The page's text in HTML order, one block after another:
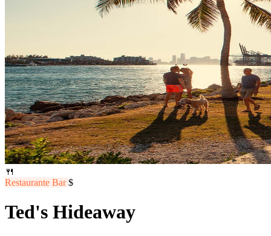
🍴
Restaurante Bar$
Ted's Hideaway